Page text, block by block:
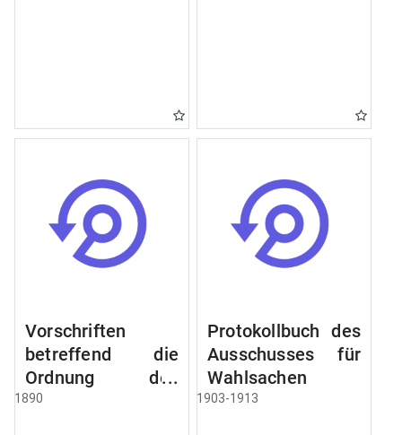
Raczyński! Schen
Bibliothek).
Vorschriften
betreffend die
Ordnung des
Geschäftsganges
1890
Protokollbuch des
Ausschusses für
Wahlsachen
1903-1913